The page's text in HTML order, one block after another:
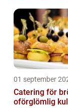
01 september
Catering för
oförglömlig